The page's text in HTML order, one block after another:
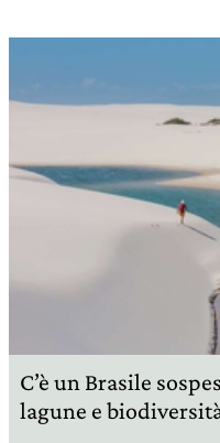
C’è un Brasile
lagune e